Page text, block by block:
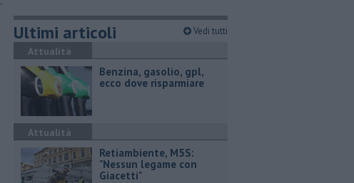
Ultimi articoli Vedi tutti
Attualità
​Benzina, gasolio, gpl,
ecco dove risparmiare
Attualità
Retiambiente, M5S:
"Nessun legame con
Giacetti"